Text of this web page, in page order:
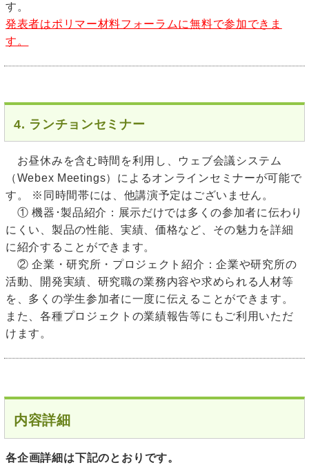
す。
発表者はポリマー材料フォーラムに無料で参加できま
す。
4. ランチョンセミナー
お昼休みを含む時間を利用し、ウェブ会議システム
（Webex Meetings）によるオンラインセミナーが可能で
す。 ※同時間帯には、他講演予定はございません。
① 機器･製品紹介：展示だけでは多くの参加者に伝わり
にくい、製品の性能、実績、価格など、その魅力を詳細
に紹介することができます。
② 企業・研究所・プロジェクト紹介：企業や研究所の
活動、開発実績、研究職の業務内容や求められる人材等
を、多くの学生参加者に一度に伝えることができます。
また、各種プロジェクトの業績報告等にもご利用いただ
けます。
内容詳細
各企画詳細は下記のとおりです。